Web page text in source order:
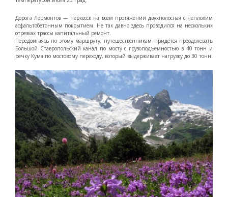
Дорога Лермонтов — Черкесск на всем протяжении двухполосная с неплохим
асфальтобетонным покрытием. Не так давно здесь проводился на нескольких
отрезках трассы капитальный ремонт.
Передвигаясь по этому маршруту, путешественникам придется преодолевать
Большой Ставропольский канал по мосту с грузоподъемностью в 40 тонн и
речку Кума по мостовому переходу, который выдерживает нагрузку до 30 тонн.